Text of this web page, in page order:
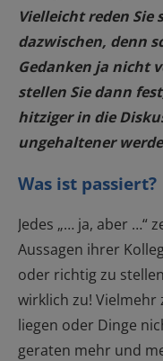
Vielleicht reden Sie
dazwischen, denn
Gedanken ja nicht
stellen Sie dann
hitziger in die
ungehaltener
Was ist passiert?
Jedes „… ja, aber …“
Aussagen ihrer
oder richtig zu
wirklich zu! Vielmehr
liegen oder Dinge
geraten mehr und